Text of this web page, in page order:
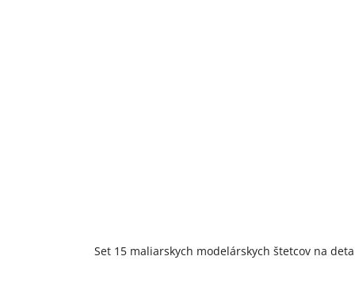
Set 15 maliarskych modelárskych štetcov na